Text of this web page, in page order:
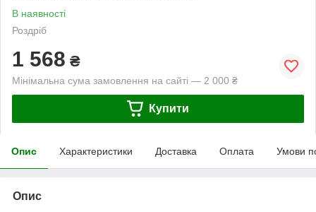
В наявності
Роздріб
1 568 ₴
Мінімальна сума замовлення на сайті — 2 000 ₴
Купити
Опис Характеристики Доставка Оплата Умови
Опис